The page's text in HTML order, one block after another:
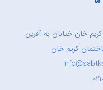
خان خیابان به آفرین